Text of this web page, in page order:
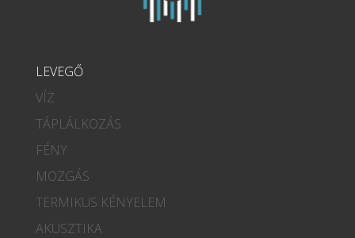
LEVEGŐ
VÍZ
TÁPLÁLKOZÁS
FÉNY
MOZGÁS
TERMIKUS KÉNYELEM
AKUSZTIKA